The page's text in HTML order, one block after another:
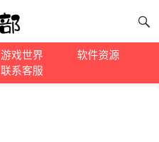
游戏世界
软件资源
联系客服